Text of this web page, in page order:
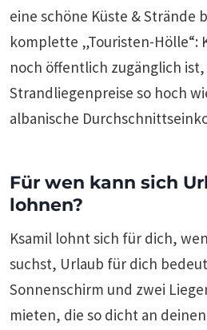
eine schöne Küste & Strände
komplette „Touristen-Hölle“:
noch öffentlich zugänglich ist,
Strandliegenpreise so hoch
albanische
Für wen kann sich
lohnen?
Ksamil lohnt sich für dich,
suchst, Urlaub für dich
Sonnenschirm und zwei
mieten, die so dicht an